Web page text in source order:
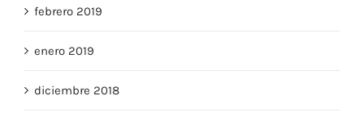
febrero 2019
enero 2019
diciembre 2018